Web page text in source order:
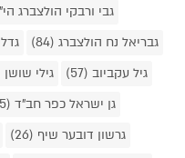
גבי ורבקי הולצברג הי"ד
גבריאל נח הולצברג (84)
גיל עקביוב (57)
גילי שושן
גן ישראל כפר חב"ד (55)
גרשון דובער שיף (26)